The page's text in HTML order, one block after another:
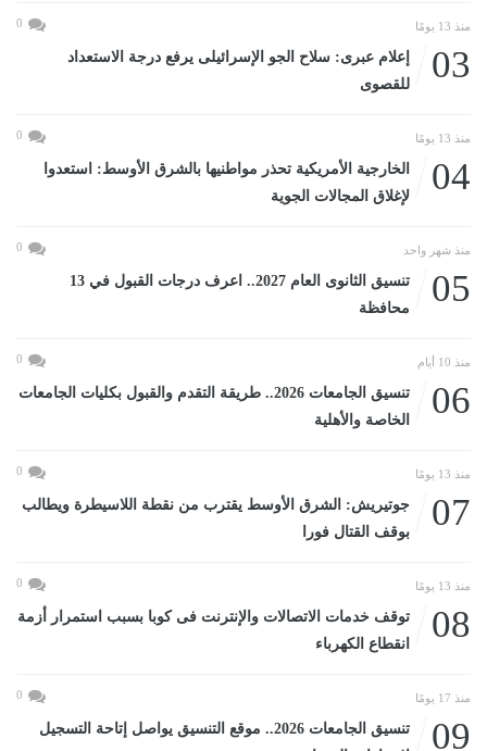
منذ 13 يومًا 0
03
إعلام عبرى: سلاح الجو الإسرائيلى يرفع درجة الاستعداد
للقصوى
منذ 13 يومًا 0
04
الخارجية الأمريكية تحذر مواطنيها بالشرق الأوسط: استعدوا
لإغلاق المجالات الجوية
منذ شهر واحد 0
05
تنسيق الثانوى العام 2027.. اعرف درجات القبول في 13
محافظة
منذ 10 أيام 0
06
تنسيق الجامعات 2026.. طريقة التقدم والقبول بكليات الجامعات
الخاصة والأهلية
منذ 13 يومًا 0
07
جوتيريش: الشرق الأوسط يقترب من نقطة اللاسيطرة ويطالب
بوقف القتال فورا
منذ 13 يومًا 0
08
توقف خدمات الاتصالات والإنترنت فى كوبا بسبب استمرار أزمة
انقطاع الكهرباء
منذ 17 يومًا 0
09
تنسيق الجامعات 2026.. موقع التنسيق يواصل إتاحة التسجيل